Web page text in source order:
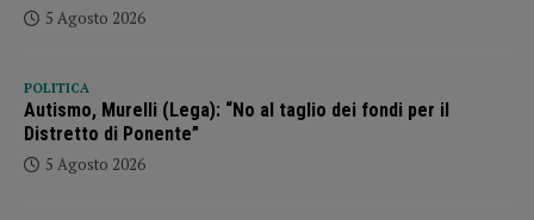
5 Agosto 2026
POLITICA
Autismo, Murelli (Lega): “No al taglio dei fondi per il
Distretto di Ponente”
5 Agosto 2026